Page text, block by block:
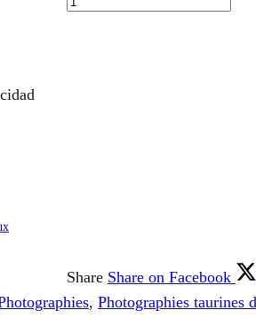
Share Share on Facebook
, Photographies taurines